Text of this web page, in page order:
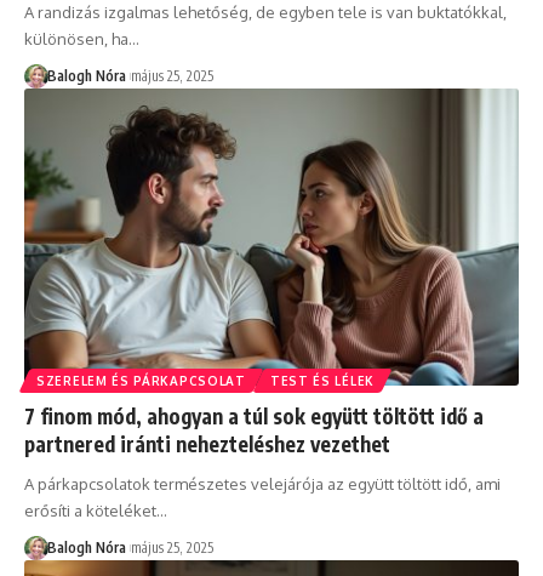
A randizás izgalmas lehetőség, de egyben tele is van buktatókkal,
különösen, ha…
Balogh Nóra május 25, 2025
SZERELEM ÉS PÁRKAPCSOLAT TEST ÉS LÉLEK
7 finom mód, ahogyan a túl sok együtt töltött idő a
partnered iránti nehezteléshez vezethet
A párkapcsolatok természetes velejárója az együtt töltött idő, ami
erősíti a köteléket…
Balogh Nóra május 25, 2025